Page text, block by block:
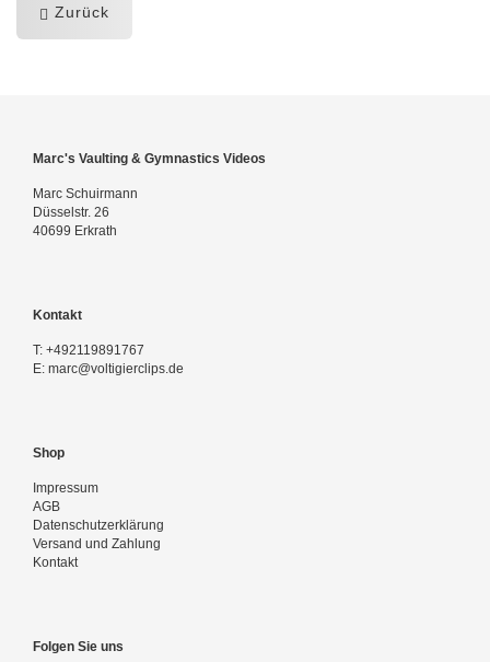
Zurück
Marc's Vaulting & Gymnastics Videos
Marc Schuirmann
Düsselstr. 26
40699 Erkrath
Kontakt
T: +492119891767
E: marc@voltigierclips.de
Shop
Impressum
AGB
Datenschutzerklärung
Versand und Zahlung
Kontakt
Folgen Sie uns